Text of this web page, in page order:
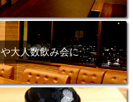
大人数飲み会に